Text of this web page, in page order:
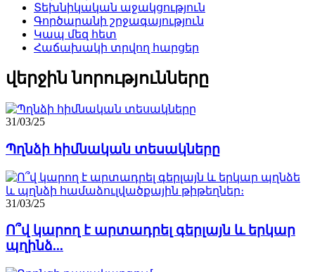
Տեխնիկական աջակցություն
Գործարանի շրջագայություն
Կապ մեզ հետ
Հաճախակի տրվող հարցեր
վերջին նորությունները
31/03/25
Պղնձի հիմնական տեսակները
31/03/25
Ո՞վ կարող է արտադրել գերլայն և երկար
պղինձ...